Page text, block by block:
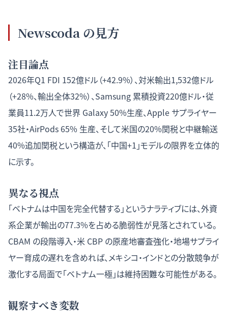
Newscoda の見方
注目論点
2026年Q1 FDI 152億ドル（+42.9%）、対米輸出1,532億ドル
（+28%、輸出全体32%）、Samsung 累積投資220億ドル・従
業員11.2万人で世界 Galaxy 50%生産、Apple サプライヤー
35社・AirPods 65% 生産、そして米国の20%関税と中継輸送
40%追加関税という構造が、「中国+1」モデルの限界を立体的
に示す。
異なる視点
「ベトナムは中国を完全代替する」というナラティブには、外資
系企業が輸出の77.3%を占める脆弱性が見落とされている。
CBAM の段階導入・米 CBP の原産地審査強化・地場サプライ
ヤー育成の遅れを含めれば、メキシコ・インドとの分散競争が
激化する局面で「ベトナム一極」は維持困難な可能性がある。
観察すべき変数